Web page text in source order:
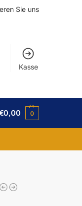
Sie uns
Kasse
0,00 0